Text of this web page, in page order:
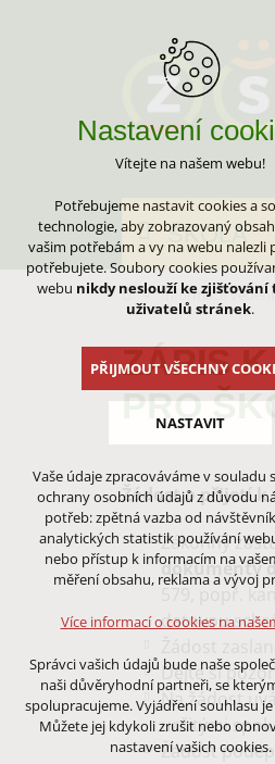
ŠKOLA
Informace
ZÁPIS
PRO
Žádost o přijetí
Zákonný
dokumenty
579, popř.
datovou
Žádost
Dejte si
Na žádost
určitými
Žádost
Nastavení
Vítejte na našem webu!
Potřebujeme nastavit cookies a
technologie, aby zobrazovaný
vašim potřebám a vy na webu nalezli
potřebujete. Soubory cookies
webu nikdy neslouží ke zjišťování
uživatelů stránek.
PŘIJMOUT VŠECHNY
NASTAVIT
Technická cookies
nutná pro provozování webu
udržení kontextu stránek
případná přihlášení, volby
Volitelná cookies
analytická pro anonymizované
vyhodnocení návštěvnosti
marketingová cookies (Google)
Více informací o cookies na
Vaše údaje zpracováváme v souladu
ochrany osobních údajů z důvodu
potřeb: zpětná vazba od
analytických statistik používání
nebo přístup k informacím na
měření obsahu, reklama a vývoj
Více informací o cookies na
Správci vašich údajů bude naše
naši důvěryhodní partneři, se
spolupracujeme. Vyjádření souhlasu
Můžete jej kdykoli zrušit nebo
nastavení vašich cookies.